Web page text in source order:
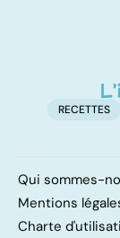
RECETTES
Qui sommes-
Mentions
Charte